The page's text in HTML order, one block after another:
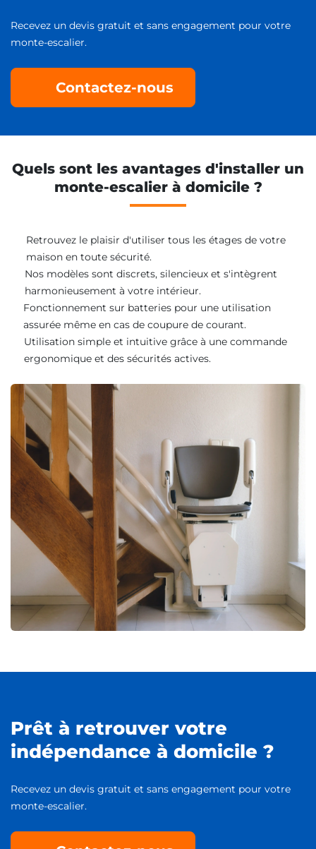
Recevez un devis gratuit et sans engagement pour votre
monte-escalier.
Contactez-nous
Quels sont les avantages d'installer un
monte-escalier à domicile ?
Retrouvez le plaisir d'utiliser tous les étages de votre
maison en toute sécurité.
Nos modèles sont discrets, silencieux et s'intègrent
harmonieusement à votre intérieur.
Fonctionnement sur batteries pour une utilisation
assurée même en cas de coupure de courant.
Utilisation simple et intuitive grâce à une commande
ergonomique et des sécurités actives.
Prêt à retrouver votre
indépendance à domicile ?
Recevez un devis gratuit et sans engagement pour votre
monte-escalier.